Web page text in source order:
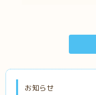
お知らせ